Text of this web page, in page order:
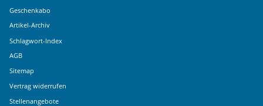
Geschenkabo
Artikel-Archiv
Schlagwort-Index
AGB
Sitemap
Vertrag widerrufen
Stellenangebote